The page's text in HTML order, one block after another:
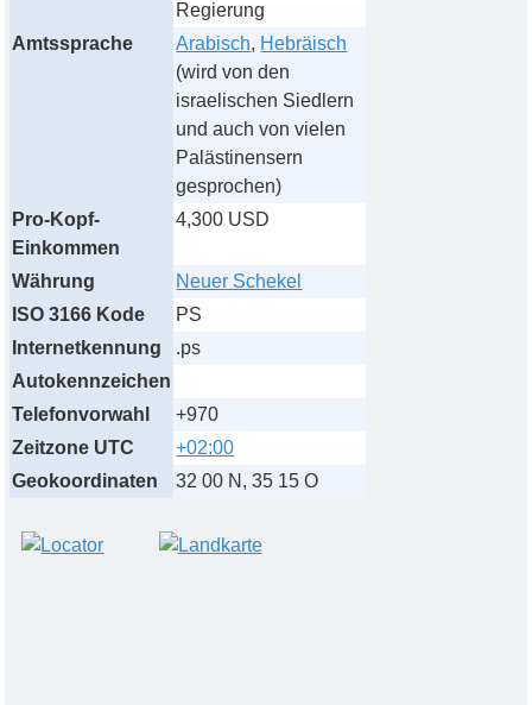
Regierung
Amtssprache
Arabisch, Hebräisch
(wird von den
israelischen Siedlern
und auch von vielen
Palästinensern
gesprochen)
Pro-Kopf-
Einkommen
4,300 USD
Währung
Neuer Schekel
ISO 3166 Kode
PS
Internetkennung
.ps
Autokennzeichen
Telefonvorwahl
+970
Zeitzone UTC
+02:00
Geokoordinaten
32 00 N, 35 15 O